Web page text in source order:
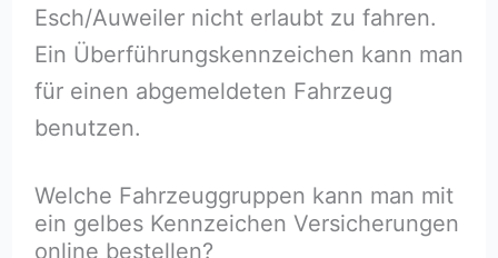
Esch/Auweiler nicht erlaubt zu fahren.
Ein Überführungskennzeichen kann man
für einen abgemeldeten Fahrzeug
benutzen.
Welche Fahrzeuggruppen kann man mit
ein gelbes Kennzeichen Versicherungen
online bestellen?